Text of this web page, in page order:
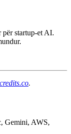
për startup-et AI.
.
Gemini, AWS,